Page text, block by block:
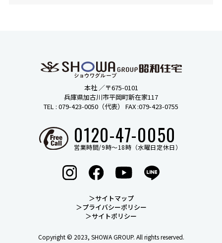
本社 ／〒675-0101
兵庫県加古川市平岡町新在家117
TEL : 079-423-0050（代表） FAX :079-423-0755
0120-47-0050
営業時間/9時〜18時（水曜日定休日）
＞サイトマップ
＞プライバシーポリシー
＞サイトポリシー
Copyright © 2023, SHOWA GROUP. All rights reserved.